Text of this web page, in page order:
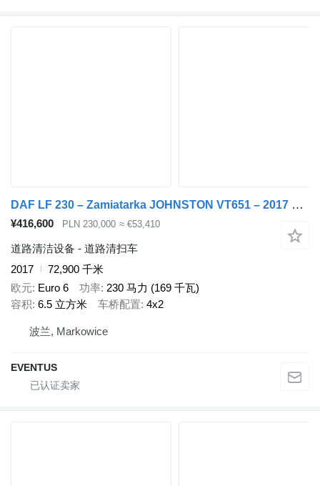
DAF LF 230 – Zamiatarka JOHNSTON VT651 – 2017 – EURO 6 PM2.5 / PM
¥416,600 PLN 230,000 ≈ €53,410
道路清洁设备 - 道路清扫车
2017
72,900 千米
欧元 Euro 6 功率 230 马力 (169 千瓦)
容积 6.5 立方米 车桥配置 4x2
波兰, Markowice
EVENTUS